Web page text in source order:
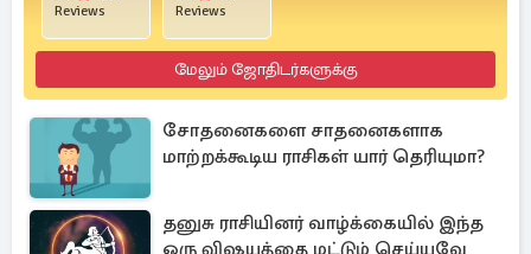
Reviews
Reviews
மேலும் ஜோதிடர்களுக்கு
சோதனைகளை சாதனைகளாக
மாற்றக்கூடிய ராசிகள் யார் தெரியுமா?
தனுசு ராசியினர் வாழ்க்கையில் இந்த